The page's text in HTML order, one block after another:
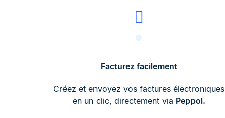
Facturez facilement
Créez et envoyez vos factures électroniques
en un clic, directement via Peppol.